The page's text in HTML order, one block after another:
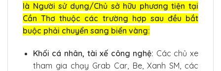
là Người sử dụng/Chủ sở hữu phương tiện tại
Cần Thơ thuộc các trường hợp sau đều bắt
buộc phải chuyển sang biển vàng:
Khối cá nhân, tài xế công nghệ: Các chủ xe
tham gia chạy Grab Car, Be, Xanh SM, các